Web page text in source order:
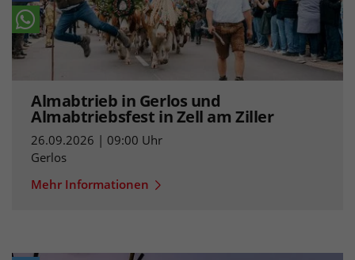
Almabtrieb in Gerlos und
Almabtriebsfest in Zell am Ziller
26.09.2026 | 09:00 Uhr
Gerlos
Mehr Informationen